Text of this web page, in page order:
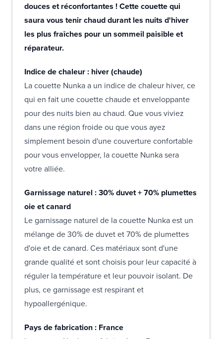
douces et réconfortantes ! Cette couette qui
saura vous tenir chaud durant les nuits d'hiver
les plus fraîches pour un sommeil paisible et
réparateur.
Indice de chaleur : hiver (chaude)
La couette Nunka a un indice de chaleur hiver, ce
qui en fait une couette chaude et enveloppante
pour des nuits bien au chaud. Que vous viviez
dans une région froide ou que vous ayez
simplement besoin d'une couverture confortable
pour vous envelopper, la couette Nunka sera
votre alliée.
Garnissage naturel : 30% duvet + 70% plumettes
oie et canard
Le garnissage naturel de la couette Nunka est un
mélange de 30% de duvet et 70% de plumettes
d'oie et de canard. Ces matériaux sont d'une
grande qualité et sont choisis pour leur capacité à
réguler la température et leur pouvoir isolant. De
plus, ce garnissage est respirant et
hypoallergénique.
Pays de fabrication : France